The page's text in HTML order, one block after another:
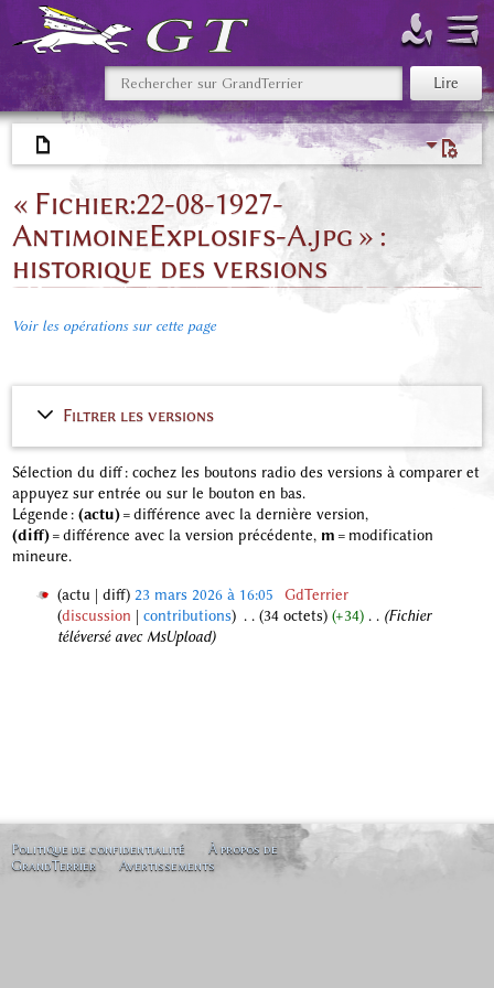
« Fichier:22-08-1927-
AntimoineExplosifs-A.jpg » :
historique des versions
Voir les opérations sur cette page
Filtrer les versions
Sélection du diff : cochez les boutons radio des versions à comparer et
appuyez sur entrée ou sur le bouton en bas.
Légende : (actu)= différence avec la dernière version,
(diff)= différence avec la version précédente, m = modification
mineure.
6
actu diff 23 mars 2026 à 16:05
GdTerrier
discussion
contributions 34 octets +34 ‎
Fichier
téléversé avec MsUpload
Politique de confidentialité
À propos de
GrandTerrier
Avertissements